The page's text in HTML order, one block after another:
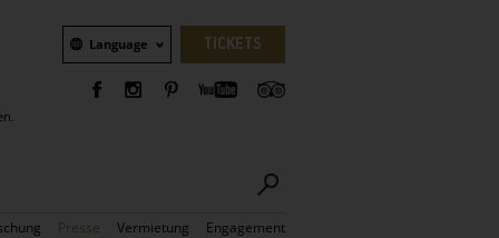
Sprachauswahl
Language TICKETS
Presse Vermietung Engagement